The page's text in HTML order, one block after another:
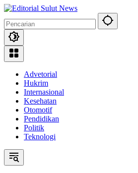
Langsung
konten
Advetorial
Hukrim
Internasional
Kesehatan
Otomotif
Pendidikan
Politik
Teknologi